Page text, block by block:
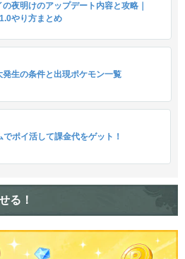
の夜明けのアップデート内容と攻略｜
やり方まとめ
発生の条件と出現ポケモン一覧
でポイ活して課金代をゲット！
る！